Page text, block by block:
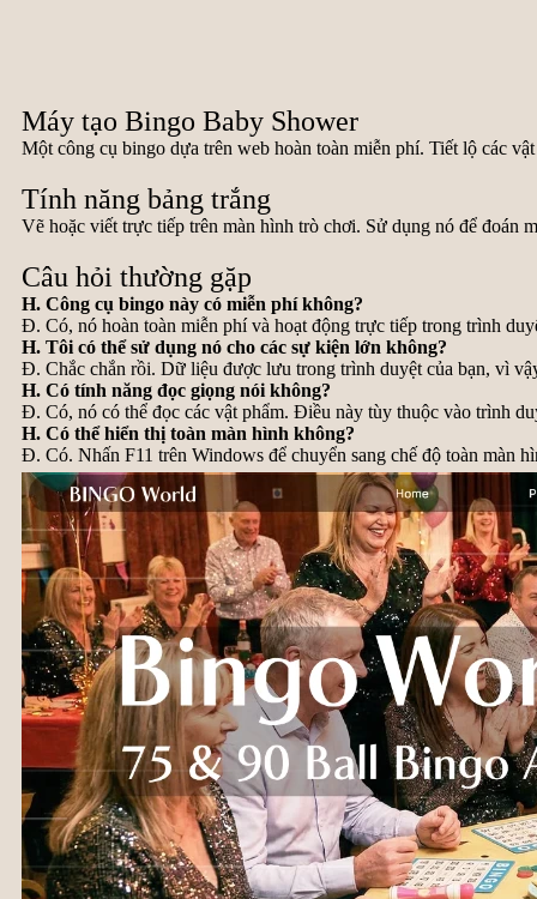
Máy tạo Bingo Baby Shower
Một công cụ bingo dựa trên web hoàn toàn miễn phí. Tiết lộ các
Tính năng bảng trắng
Vẽ hoặc viết trực tiếp trên màn hình trò chơi. Sử dụng nó để đoán
Câu hỏi thường gặp
H. Công cụ bingo này có miễn phí không?
Đ. Có, nó hoàn toàn miễn phí và hoạt động trực tiếp trong trình
H. Tôi có thể sử dụng nó cho các sự kiện lớn không?
Đ. Chắc chắn rồi. Dữ liệu được lưu trong trình duyệt của bạn, vì
H. Có tính năng đọc giọng nói không?
Đ. Có, nó có thể đọc các vật phẩm. Điều này tùy thuộc vào trình
H. Có thể hiển thị toàn màn hình không?
Đ. Có. Nhấn F11 trên Windows để chuyển sang chế độ toàn màn